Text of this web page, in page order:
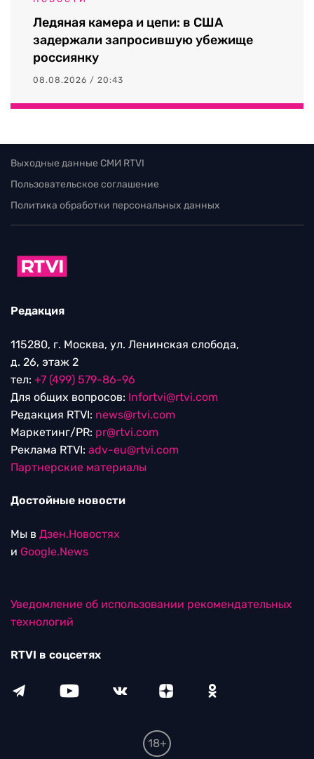
Ледяная камера и цепи: в США
задержали запросившую убежище
россиянку
08.08.2026 / 20:43
Выходные данные СМИ RTVI
Пользовательское соглашение
Политика обработки персональных данных
Редакция
115280, г. Москва, ул. Ленинская слобода,
д. 26, этаж 2
тел: +7 (499) 579-86-96
Для общих вопросов: Infortvi@rtvi.com
Редакция RTVI: news@rtvi.com
Маркетинг/PR: pr@rtvi.com
Реклама RTVI: adv-eu@rtvi.com
Партнерские материалы
Достойные новости
Мы в Дзен.Новостях
и Google.News
Уведомление об использовании рекомендательных
технологий
RTVI в соцсетях
18+